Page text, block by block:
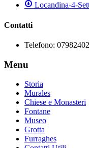
Locandina-4-
Contatti
Telefono:
Menu
Storia
Murales
Chiese e Monasteri
Fontane
Museo
Grotta
Furraghes